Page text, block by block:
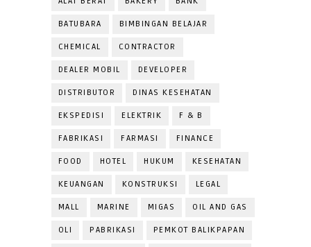
BATUBARA BIMBINGAN BELAJAR
CHEMICAL CONTRACTOR
DEALER MOBIL DEVELOPER
DISTRIBUTOR DINAS KESEHATAN
EKSPEDISI ELEKTRIK F & B
FABRIKASI FARMASI FINANCE
FOOD HOTEL HUKUM KESEHATAN
KEUANGAN KONSTRUKSI LEGAL
MALL MARINE MIGAS OIL AND GAS
OLI PABRIKASI PEMKOT BALIKPAPAN